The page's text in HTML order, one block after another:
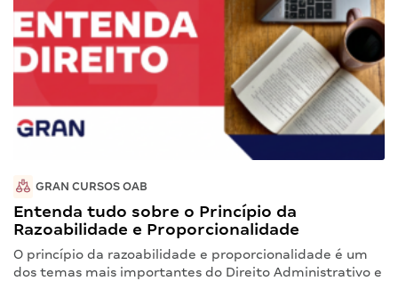
GRAN CURSOS OAB
Entenda tudo sobre o Princípio da
Razoabilidade e Proporcionalidade
O princípio da razoabilidade e proporcionalidade é um
dos temas mais importantes do Direito Administrativo e